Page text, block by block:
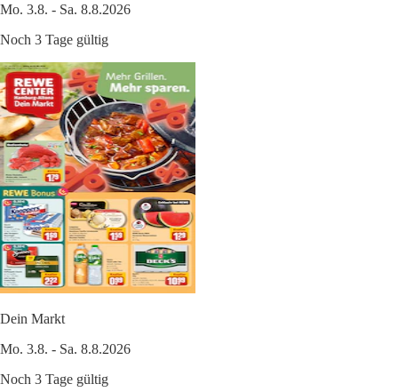
Mo. 3.8. - Sa. 8.8.2026
Noch 3 Tage gültig
Dein Markt
Mo. 3.8. - Sa. 8.8.2026
Noch 3 Tage gültig